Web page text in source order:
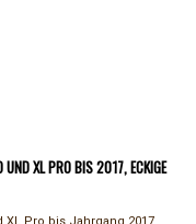
UND XL PRO BIS 2017, ECKIGE
XL Pro bis Jahrgang 2017